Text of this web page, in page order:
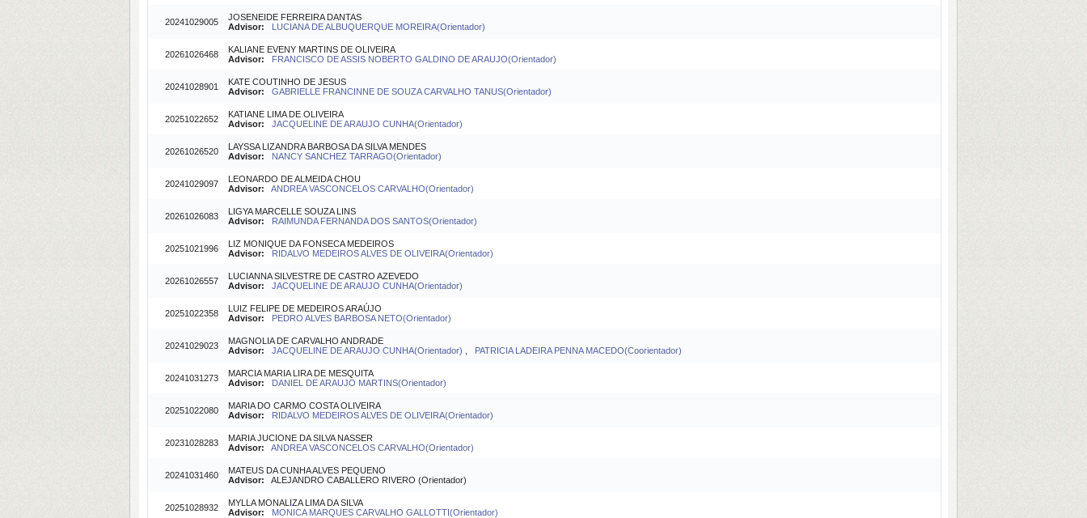
20241029005
JOSENEIDE FERREIRA DANTAS
Advisor:
LUCIANA DE ALBUQUERQUE MOREIRA(Orientador)
20261026468
KALIANE EVENY MARTINS DE OLIVEIRA
Advisor:
FRANCISCO DE ASSIS NOBERTO GALDINO DE ARAUJO(Orientador)
20241028901
KATE COUTINHO DE JESUS
Advisor:
GABRIELLE FRANCINNE DE SOUZA CARVALHO TANUS(Orientador)
20251022652
KATIANE LIMA DE OLIVEIRA
Advisor:
JACQUELINE DE ARAUJO CUNHA(Orientador)
20261026520
LAYSSA LIZANDRA BARBOSA DA SILVA MENDES
Advisor:
NANCY SANCHEZ TARRAGO(Orientador)
20241029097
LEONARDO DE ALMEIDA CHOU
Advisor:
ANDREA VASCONCELOS CARVALHO(Orientador)
20261026083
LIGYA MARCELLE SOUZA LINS
Advisor:
RAIMUNDA FERNANDA DOS SANTOS(Orientador)
20251021996
LIZ MONIQUE DA FONSECA MEDEIROS
Advisor:
RIDALVO MEDEIROS ALVES DE OLIVEIRA(Orientador)
20261026557
LUCIANNA SILVESTRE DE CASTRO AZEVEDO
Advisor:
JACQUELINE DE ARAUJO CUNHA(Orientador)
20251022358
LUIZ FELIPE DE MEDEIROS ARAÚJO
Advisor:
PEDRO ALVES BARBOSA NETO(Orientador)
20241029023
MAGNOLIA DE CARVALHO ANDRADE
Advisor:
JACQUELINE DE ARAUJO CUNHA(Orientador) PATRICIA LADEIRA PENNA MACEDO(Coorientador)
20241031273
MARCIA MARIA LIRA DE MESQUITA
Advisor:
DANIEL DE ARAUJO MARTINS(Orientador)
20251022080
MARIA DO CARMO COSTA OLIVEIRA
Advisor:
RIDALVO MEDEIROS ALVES DE OLIVEIRA(Orientador)
20231028283
MARIA JUCIONE DA SILVA NASSER
Advisor:
ANDREA VASCONCELOS CARVALHO(Orientador)
20241031460
MATEUS DA CUNHA ALVES PEQUENO
Advisor: ALEJANDRO CABALLERO RIVERO (Orientador)
20251028932
MYLLA MONALIZA LIMA DA SILVA
Advisor:
MONICA MARQUES CARVALHO GALLOTTI(Orientador)